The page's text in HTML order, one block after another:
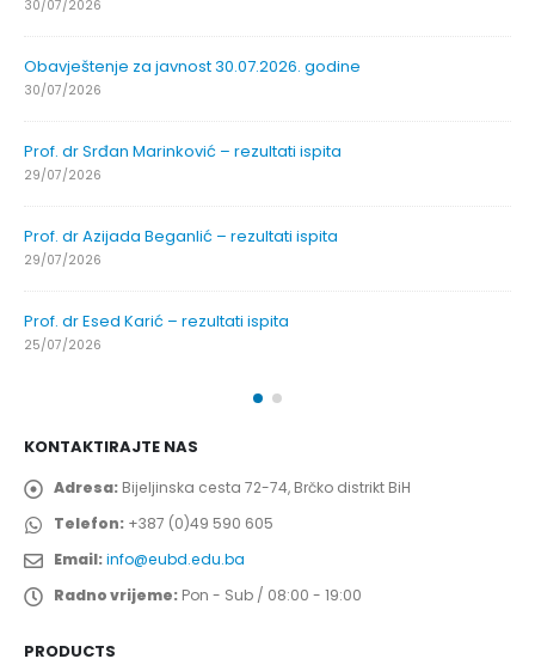
30/07/2026
Obavještenje za javnost 30.07.2026. godine
30/07/2026
Prof. dr Srđan Marinković – rezultati ispita
29/07/2026
Prof. dr Azijada Beganlić – rezultati ispita
29/07/2026
Prof. dr Esed Karić – rezultati ispita
25/07/2026
KONTAKTIRAJTE NAS
Adresa: Bijeljinska cesta 72-74, Brčko distrikt BiH
Telefon: +387 (0)49 590 605
Email:info@eubd.edu.ba
Radno vrijeme: Pon - Sub / 08:00 - 19:00
PRODUCTS